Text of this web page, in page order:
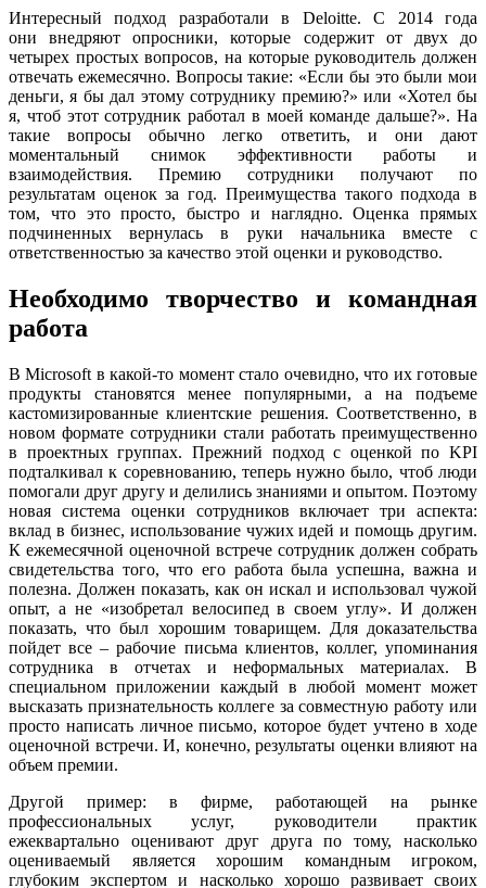
Интересный подход разработали в Deloitte. С 2014 года
они внедряют опросники, которые содержит от двух до
четырех простых вопросов, на которые руководитель должен
отвечать ежемесячно. Вопросы такие: «Если бы это были мои
деньги, я бы дал этому сотруднику премию?» или «Хотел бы
я, чтоб этот сотрудник работал в моей команде дальше?». На
такие вопросы обычно легко ответить, и они дают
моментальный снимок эффективности работы и
взаимодействия. Премию сотрудники получают по
результатам оценок за год. Преимущества такого подхода в
том, что это просто, быстро и наглядно. Оценка прямых
подчиненных вернулась в руки начальника вместе с
ответственностью за качество этой оценки и руководство.
Необходимо творчество и командная
работа
В Microsoft в какой-то момент стало очевидно, что их готовые
продукты становятся менее популярными, а на подъеме
кастомизированные клиентские решения. Соответственно, в
новом формате сотрудники стали работать преимущественно
в проектных группах. Прежний подход с оценкой по KPI
подталкивал к соревнованию, теперь нужно было, чтоб люди
помогали друг другу и делились знаниями и опытом. Поэтому
новая система оценки сотрудников включает три аспекта:
вклад в бизнес, использование чужих идей и помощь другим.
К ежемесячной оценочной встрече сотрудник должен собрать
свидетельства того, что его работа была успешна, важна и
полезна. Должен показать, как он искал и использовал чужой
опыт, а не «изобретал велосипед в своем углу». И должен
показать, что был хорошим товарищем. Для доказательства
пойдет все – рабочие письма клиентов, коллег, упоминания
сотрудника в отчетах и неформальных материалах. В
специальном приложении каждый в любой момент может
высказать признательность коллеге за совместную работу или
просто написать личное письмо, которое будет учтено в ходе
оценочной встречи. И, конечно, результаты оценки влияют на
объем премии.
Другой пример: в фирме, работающей на рынке
профессиональных услуг, руководители практик
ежеквартально оценивают друг друга по тому, насколько
оцениваемый является хорошим командным игроком,
глубоким экспертом и насколько хорошо развивает своих